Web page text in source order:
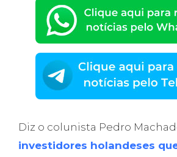
Diz o colunista Pedro
investidores holandeses